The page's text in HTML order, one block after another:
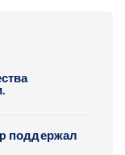
поддержал